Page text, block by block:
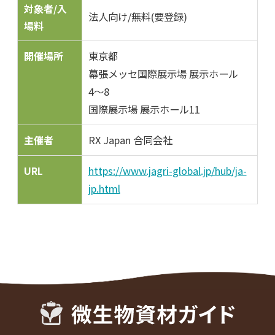
対象者/入
場料
法人向け/無料(要登録)
開催場所
東京都
幕張メッセ国際展示場 展示ホール
4〜8
国際展示場 展示ホール11
主催者 RX Japan 合同会社
URL
https://www.jagri-global.jp/hub/ja-
jp.html